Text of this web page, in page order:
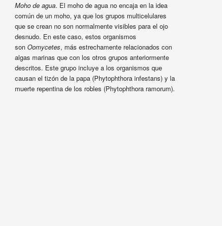
Moho de agua. El moho de agua no encaja en la idea
común de un moho, ya que los grupos multicelulares
que se crean no son normalmente visibles para el ojo
desnudo. En este caso, estos organismos
son Oomycetes, más estrechamente relacionados con
algas marinas que con los otros grupos anteriormente
descritos. Este grupo incluye a los organismos que
causan el tizón de la papa (Phytophthora infestans) y la
muerte repentina de los robles (Phytophthora ramorum).